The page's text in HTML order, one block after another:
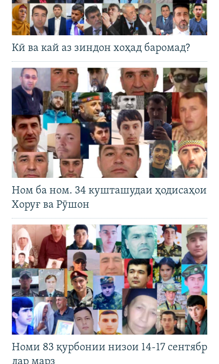
Кӣ ва кай аз зиндон хоҳад баромад?
Ном ба ном. 34 кушташудаи ҳодисаҳои
Хоруғ ва Рӯшон
Номи 83 қурбонии низои 14-17 сентябр
дар марз